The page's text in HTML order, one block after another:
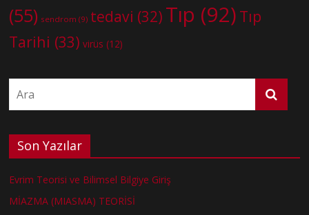
(55) sendrom (9) tedavi (32) Tıp (92) Tıp
Tarihi (33) virüs (12)
Son Yazılar
Evrim Teorisi ve Bilimsel Bilgiye Giriş
MİAZMA (MIASMA) TEORİSİ